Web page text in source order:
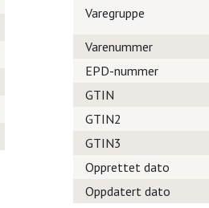
Varegruppe
Varenummer
EPD-nummer
GTIN
GTIN2
GTIN3
Opprettet dato
Oppdatert dato